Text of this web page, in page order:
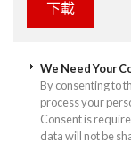
We Need Your
By consenting to
process your
Consent is
data will not be